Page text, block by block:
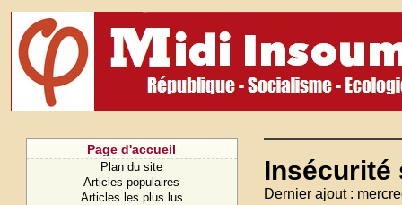
Page d'accueil
Plan du site
Articles populaires
Articles les plus lus
Insécurité
Dernier ajout :